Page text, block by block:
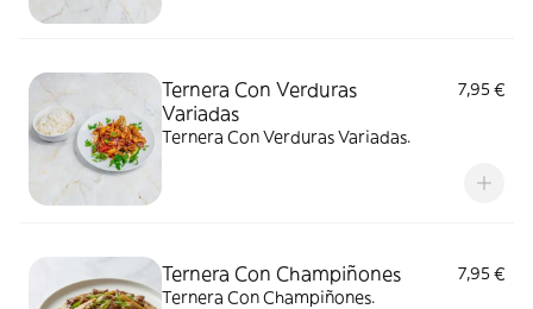
Ternera Con Verduras
Variadas
7,95 €
Ternera Con Verduras Variadas.
Ternera Con Champiñones
7,95 €
Ternera Con Champiñones.